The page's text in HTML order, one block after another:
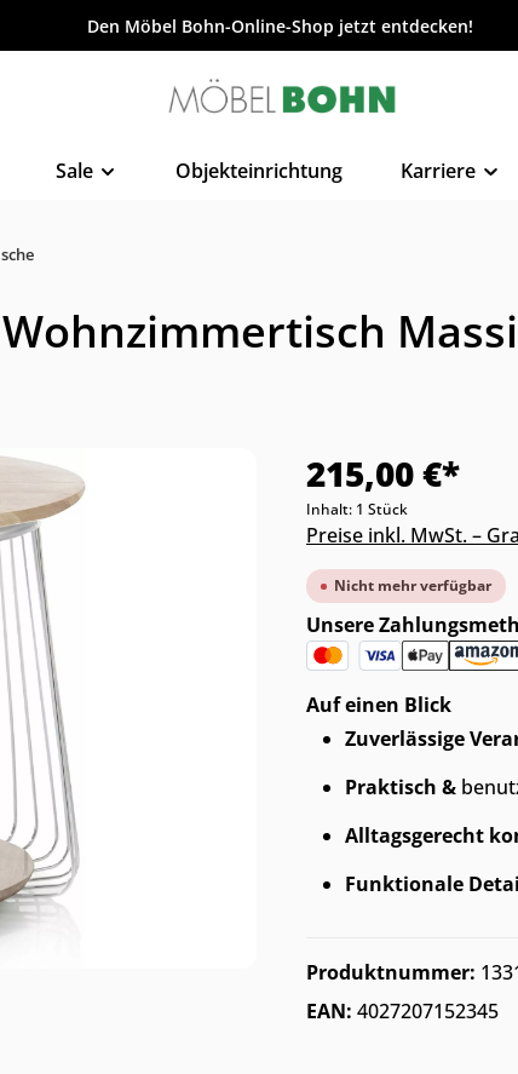
Den Möbel Bohn-Online-Shop jetzt entdecken!
Sale Objekteinrichtung Karriere
215,00 €*
Inhalt: 1 Stück
Preise inkl. MwSt. –
Nicht mehr verfügbar
Unsere
Auf einen Blick
Zuverlässige
Praktisch &
Alltagsgerecht
Funktionale
Produktnummer:
EAN: 4027207152345